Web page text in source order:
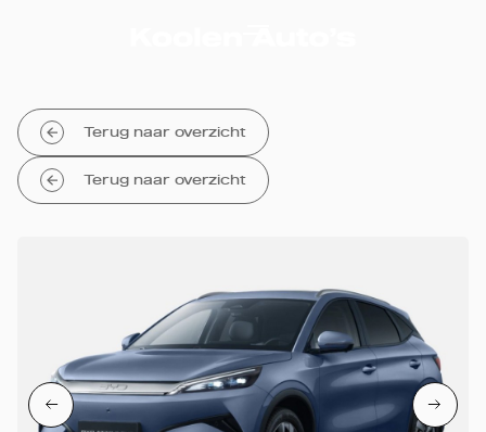
Terug naar overzicht
Terug naar overzicht